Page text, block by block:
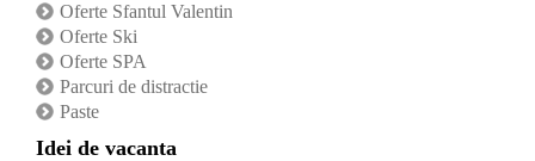
Oferte Sfantul Valentin
Oferte Ski
Oferte SPA
Parcuri de distractie
Paste
Idei de vacanta